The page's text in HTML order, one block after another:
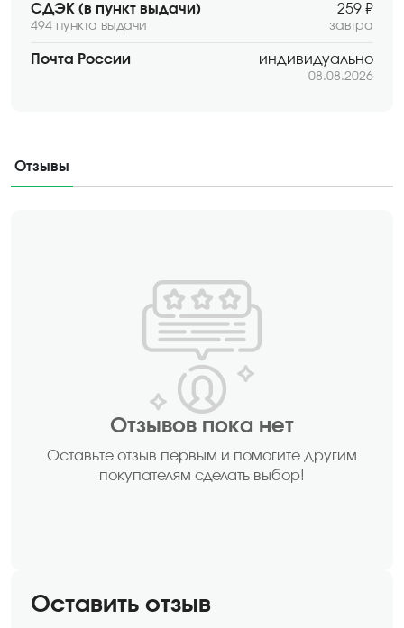
СДЭК (в пункт выдачи)
494 пункта выдачи
259 ₽
завтра
Почта России индивидуально
08.08.2026
Отзывы
Отзывов пока нет
Оставьте отзыв первым и помогите другим
покупателям сделать выбор!
Оставить отзыв